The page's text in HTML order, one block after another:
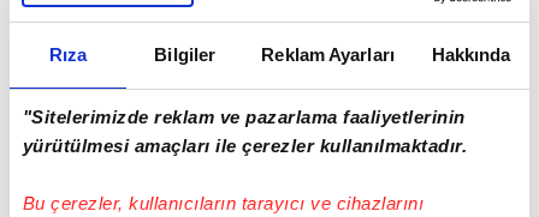
Rıza Bilgiler Reklam Ayarları Hakkında
"Sitelerimizde reklam ve pazarlama faaliyetlerinin
yürütülmesi amaçları ile çerezler kullanılmaktadır.
Bu çerezler, kullanıcıların tarayıcı ve cihazlarını